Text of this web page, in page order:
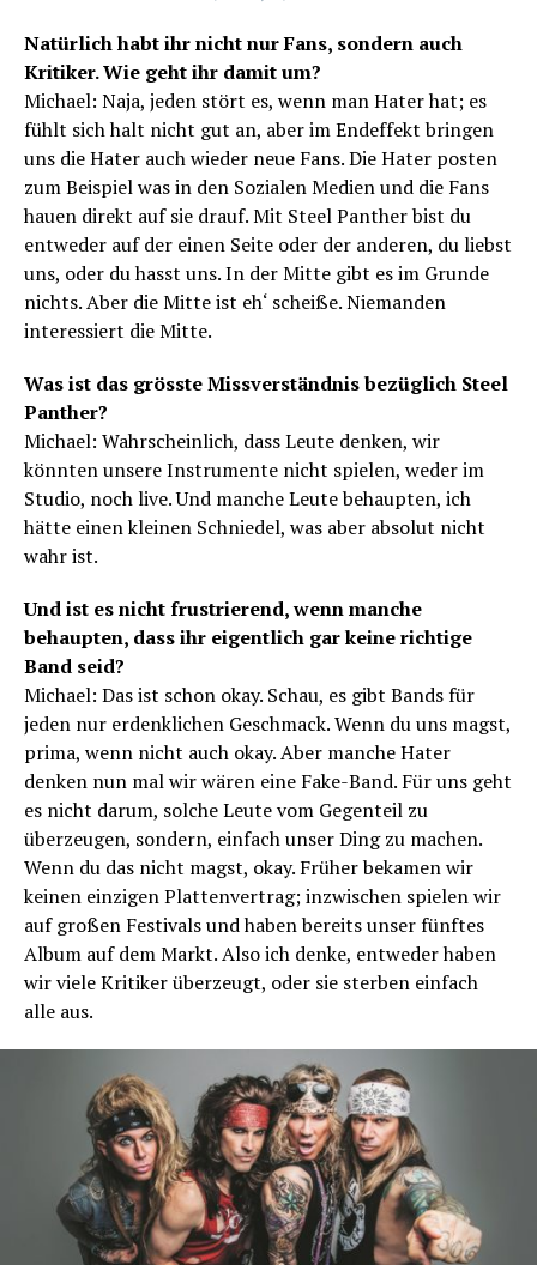
Natürlich habt ihr nicht nur Fans, sondern auch
Kritiker. Wie geht ihr damit um?
Michael: Naja, jeden stört es, wenn man Hater hat; es
fühlt sich halt nicht gut an, aber im Endeffekt bringen
uns die Hater auch wieder neue Fans. Die Hater posten
zum Beispiel was in den Sozialen Medien und die Fans
hauen direkt auf sie drauf. Mit Steel Panther bist du
entweder auf der einen Seite oder der anderen, du liebst
uns, oder du hasst uns. In der Mitte gibt es im Grunde
nichts. Aber die Mitte ist eh‘ scheiße. Niemanden
interessiert die Mitte.
Was ist das grösste Missverständnis bezüglich Steel
Panther?
Michael: Wahrscheinlich, dass Leute denken, wir
könnten unsere Instrumente nicht spielen, weder im
Studio, noch live. Und manche Leute behaupten, ich
hätte einen kleinen Schniedel, was aber absolut nicht
wahr ist.
Und ist es nicht frustrierend, wenn manche
behaupten, dass ihr eigentlich gar keine richtige
Band seid?
Michael: Das ist schon okay. Schau, es gibt Bands für
jeden nur erdenklichen Geschmack. Wenn du uns magst,
prima, wenn nicht auch okay. Aber manche Hater
denken nun mal wir wären eine Fake-Band. Für uns geht
es nicht darum, solche Leute vom Gegenteil zu
überzeugen, sondern, einfach unser Ding zu machen.
Wenn du das nicht magst, okay. Früher bekamen wir
keinen einzigen Plattenvertrag; inzwischen spielen wir
auf großen Festivals und haben bereits unser fünftes
Album auf dem Markt. Also ich denke, entweder haben
wir viele Kritiker überzeugt, oder sie sterben einfach
alle aus.